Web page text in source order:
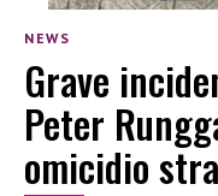
NEWS
Grave
Peter
omicidio